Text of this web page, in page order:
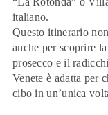
italiano.
Questo itinerario
anche per scoprire
prosecco e il
Venete è adatta per
cibo in un’unica